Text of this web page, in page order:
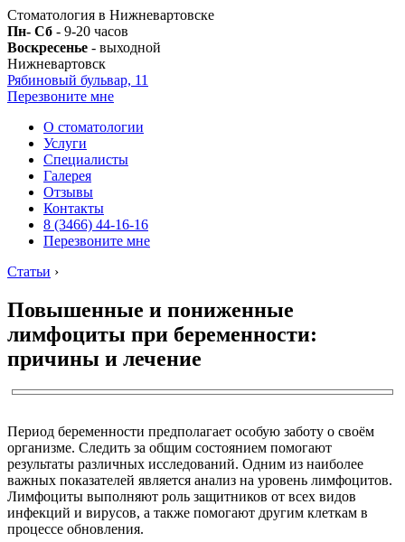
Стоматология в Нижневартовске
Пн- Сб - 9-20 часов
Воскресенье - выходной
Нижневартовск
Рябиновый бульвар, 11
Перезвоните мне
О стоматологии
Услуги
Специалисты
Галерея
Отзывы
Контакты
8 (3466) 44-16-16
Перезвоните мне
Статьи ›
Повышенные и пониженные
лимфоциты при беременности:
причины и лечение
Период беременности предполагает особую заботу о своём
организме. Следить за общим состоянием помогают
результаты различных исследований. Одним из наиболее
важных показателей является анализ на уровень лимфоцитов.
Лимфоциты выполняют роль защитников от всех видов
инфекций и вирусов, а также помогают другим клеткам в
процессе обновления.